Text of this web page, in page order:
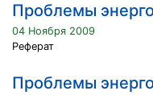
Проблемы
04 Ноября 2009
Реферат
Проблемы